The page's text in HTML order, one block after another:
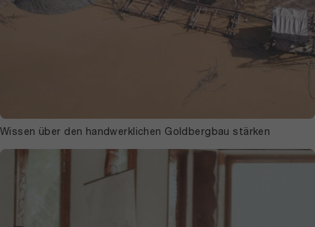
Wissen über den handwerklichen Goldbergbau stärken